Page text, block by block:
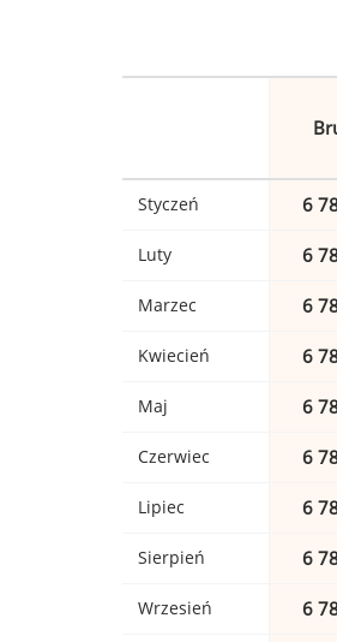
Styczeń 6
Luty 6
Marzec 6
Kwiecień 6
Maj 6
Czerwiec 6
Lipiec 6
Sierpień 6
Wrzesień 6